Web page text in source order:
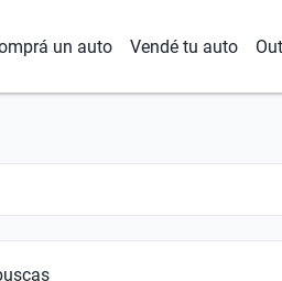
un auto Vendé tu auto